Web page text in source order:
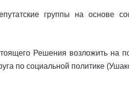
группы на основе
Решения возложить на
по социальной политике